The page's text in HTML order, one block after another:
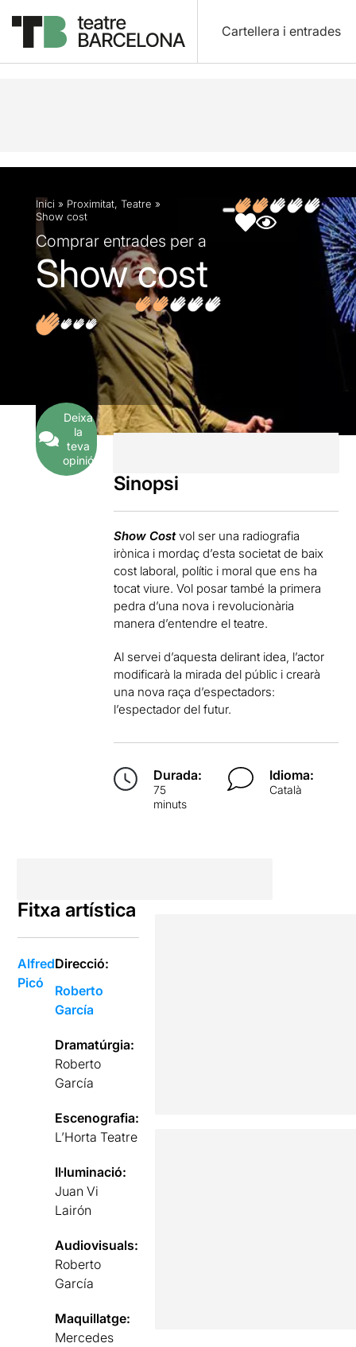
Cartellera i entrades
Descripció Fitxa artística Fotos i vídeos
Inici » Proximitat, Teatre »
Show cost
Comprar entrades per a
Show cost
Deixa
la
teva
opinió
Sinopsi
Show Costvol ser una radiografia
irònica i mordaç d’esta societat de baix
cost laboral, polític i moral que ens ha
tocat viure. Vol posar també la primera
pedra d’una nova i revolucionària
manera d’entendre el teatre.
Al servei d’aquesta delirant idea, l’actor
modificarà la mirada del públic i crearà
una nova raça d’espectadors:
l’espectador del futur.
Durada:
75
minuts
Idioma:
Català
Fitxa artística
Alfred
Picó
Direcció:
Roberto
García
Dramatúrgia:
Roberto
García
Escenografia:
L’Horta Teatre
Il·luminació:
Juan Vi
Lairón
Audiovisuals:
Roberto
García
Maquillatge:
Mercedes